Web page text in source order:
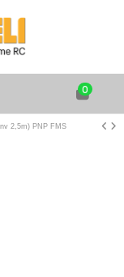
0
2,5m) PNP FMS